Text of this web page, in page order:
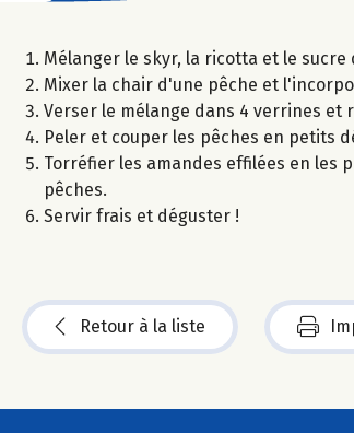
Mélanger le skyr, la ricotta et le
Mixer la chair d'une pêche et
Verser le mélange dans 4 verrines
Peler et couper les pêches en petits
Torréfier les amandes effilées en les
pêches.
Servir frais et déguster !
Retour à la liste